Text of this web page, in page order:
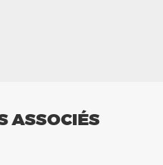
ASSOCIÉS